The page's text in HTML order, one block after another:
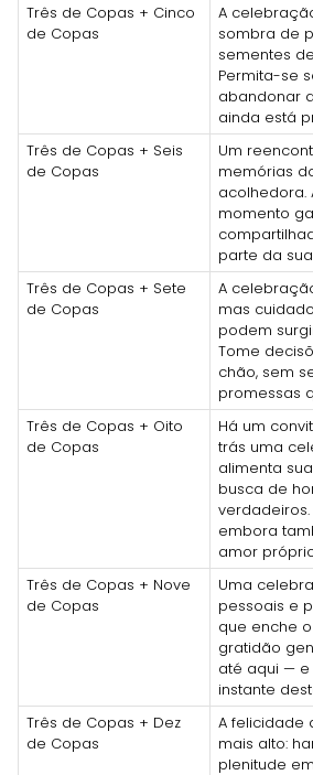
Três de Copas + Cinco
de Copas
A
sombra de
sementes
Permita-se
abandonar
ainda está
Três de Copas + Seis
de Copas
Um
memórias
acolhedora.
momento
parte da
Três de Copas + Sete
de Copas
A
mas
podem
Tome
chão, sem
promessas
Três de Copas + Oito
de Copas
Há um
trás uma
alimenta
busca de
embora
amor
Três de Copas + Nove
de Copas
Uma
pessoais e
que enche
gratidão
até aqui —
instante
Três de Copas + Dez
de Copas
A felicidade
mais alto:
plenitude